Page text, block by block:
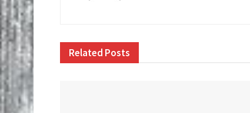
Related Posts